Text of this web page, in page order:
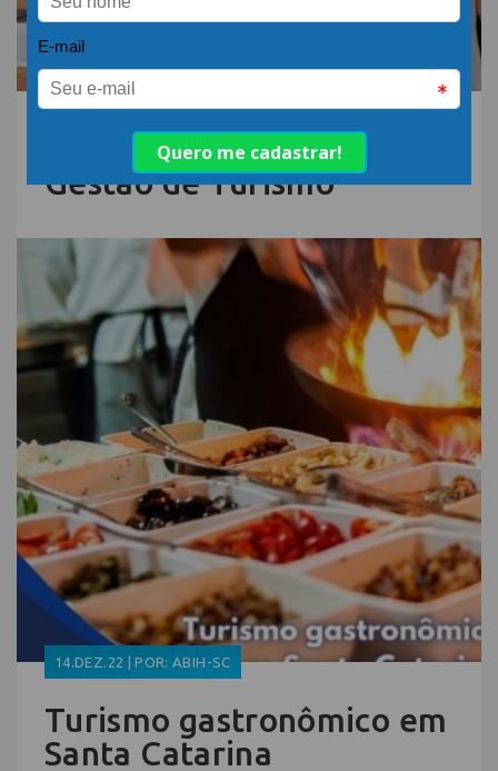
15.DEZ.22 | POR: ABIH-SC
Senac SC lança curso de
Gestão de Turismo
14.DEZ.22 | POR: ABIH-SC
Turismo gastronômico em
Santa Catarina